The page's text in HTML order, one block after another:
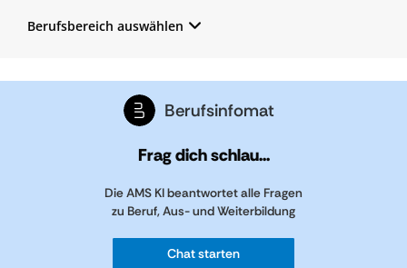
Berufsbereich auswählen
Berufsinfomat
Frag dich schlau...
Die AMS KI beantwortet alle Fragen
zu Beruf, Aus- und Weiterbildung
Chat starten